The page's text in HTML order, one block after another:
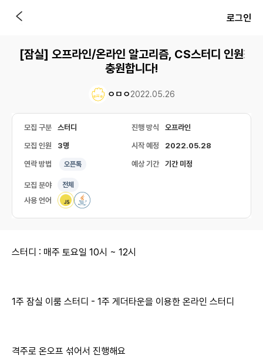
로그인
[잠실] 오프라인/온라인 알고리즘, CS스터디 인원
충원합니다!
ㅇㅁㅇ2022.05.26
모집 구분 스터디 진행 방식 오프라인
모집 인원 3명 시작 예정 2022.05.28
연락 방법 오픈톡 예상 기간 기간 미정
모집 분야 전체
사용 언어
스터디 : 매주 토요일 10시 ~ 12시
1주 잠실 이룸 스터디 - 1주 게더타운을 이용한 온라인 스터디
격주로 온오프 섞어서 진행해요